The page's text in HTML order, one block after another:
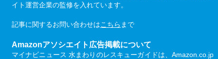
イト運営企業の監修を入れています。
記事に関するお問い合わせはこちら まで
Amazonアソシエイト広告掲載について
マイナビニュース 水まわりのレスキューガイドは、Amazon.co.jp